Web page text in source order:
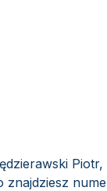
znajdziesz